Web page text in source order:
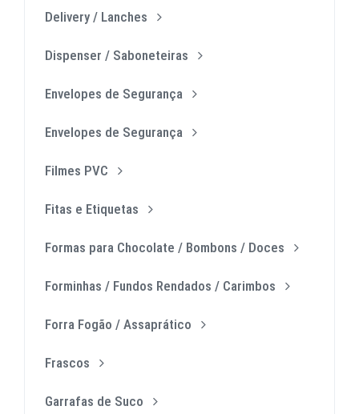
Delivery / Lanches
Dispenser / Saboneteiras
Envelopes de Segurança
Envelopes de Segurança
Filmes PVC
Fitas e Etiquetas
Formas para Chocolate / Bombons / Doces
Forminhas / Fundos Rendados / Carimbos
Forra Fogão / Assaprático
Frascos
Garrafas de Suco